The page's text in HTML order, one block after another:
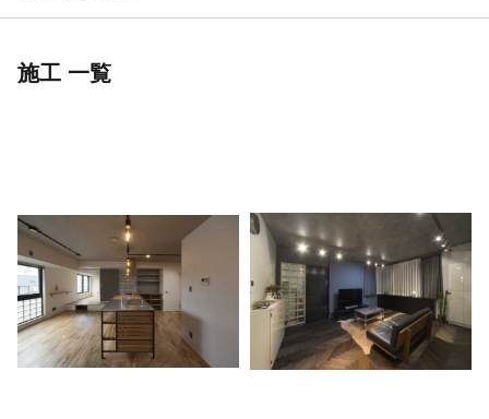
施工 一覧